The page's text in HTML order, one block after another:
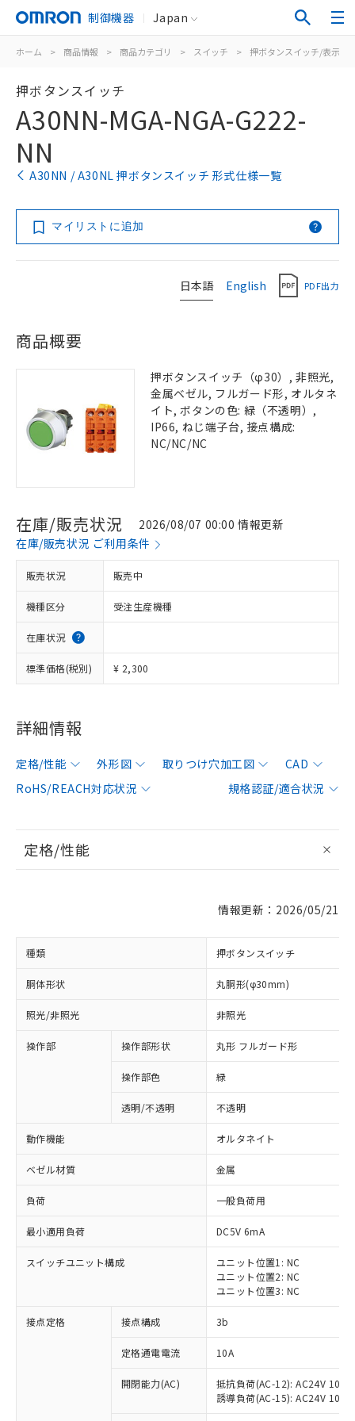
制御機器 Japan
ホーム > 商品情報 > 商品カテゴリ > スイッチ > 押ボタンスイッチ/表示灯
押ボタンスイッチ
A30NN-MGA-NGA-G222-
NN
A30NN / A30NL 押ボタンスイッチ 形式仕様一覧
マイリストに追加
日本語 English PDF出力
商品概要
押ボタンスイッチ（φ30）, 非照光,
金属ベゼル, フルガード形, オルタネ
イト, ボタンの色: 緑（不透明）,
IP66, ねじ端子台, 接点構成:
NC/NC/NC
在庫/販売状況
2026/08/07 00:00 情報更新
在庫/販売状況 ご利用条件
販売状況 販売中
機種区分 受注生産機種
在庫状況
標準価格(税別) ¥ 2,300
詳細情報
定格/性能 外形図 取りつけ穴加工図
CAD
RoHS/REACH対応状況
規格認証/適合状況
定格/性能
情報更新：2026/05/21
種類 押ボタンスイッチ
胴体形状 丸胴形(φ30mm)
照光/非照光 非照光
操作部 操作部形状 丸形 フルガード形
操作部色 緑
透明/不透明 不透明
動作機能 オルタネイト
ベゼル材質 金属
負荷 一般負荷用
最小適用負荷 DC5V 6mA
スイッチユニット構成
ユニット位置1: NC
ユニット位置2: NC
ユニット位置3: NC
接点定格 接点構成 3b
定格通電電流 10A
開閉能力(AC)
抵抗負荷(AC-12): AC24V 10A/
誘導負荷(AC-15): AC24V
※1 対応状況
対応済み：EU RoHS指令（10物質）の
非含有に対応した製品が提供可能な商品で
対応予定：EU RoHS指令（10物質）の非含